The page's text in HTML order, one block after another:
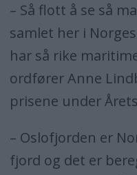
– Så flott å se så
samlet her i
har så rike
ordfører Anne
prisene under
– Oslofjorden er
fjord og det er